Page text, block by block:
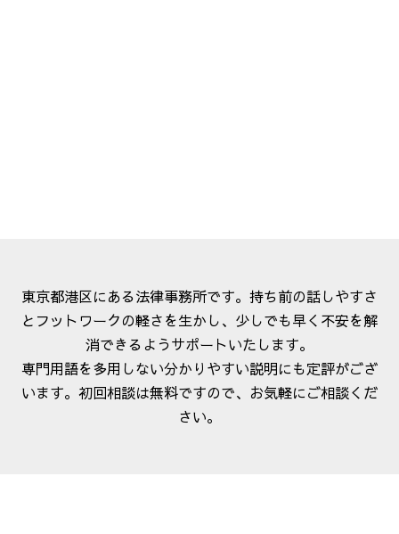
東京都港区にある法律事務所です。持ち前の話しやすさ
とフットワークの軽さを生かし、少しでも早く不安を解
消できるようサポートいたします。
専門用語を多用しない分かりやすい説明にも定評がござ
います。初回相談は無料ですので、お気軽にご相談くだ
さい。